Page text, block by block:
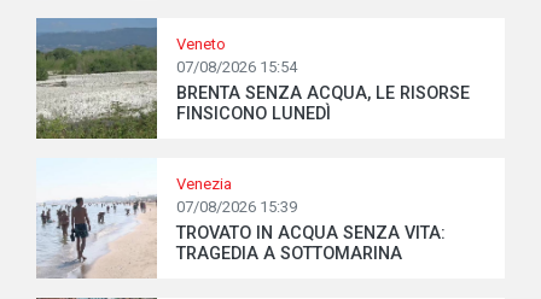
Veneto
07/08/2026 15:54
BRENTA SENZA ACQUA, LE RISORSE
FINSICONO LUNEDÌ
Venezia
07/08/2026 15:39
TROVATO IN ACQUA SENZA VITA:
TRAGEDIA A SOTTOMARINA